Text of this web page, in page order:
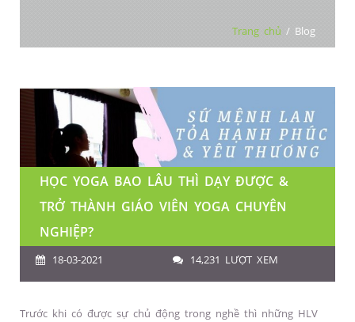
Trang chủ / Blog
HỌC YOGA BAO LÂU THÌ DẠY ĐƯỢC &
TRỞ THÀNH GIÁO VIÊN YOGA CHUYÊN
NGHIỆP?
18-03-2021 14,231 LƯỢT XEM
Trước khi có được sự chủ động trong nghề thì những HLV